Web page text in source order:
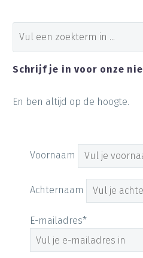
Schrijf je in voor onze
En ben altijd op de hoogte.
Voornaam
Achternaam
E-mailadres*